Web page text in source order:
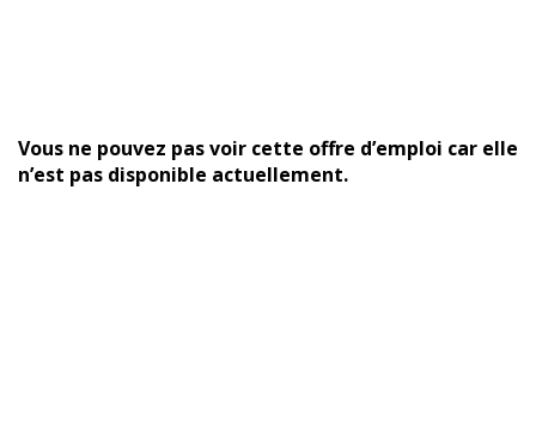
Vous ne pouvez pas voir cette offre d’emploi car elle
n’est pas disponible actuellement.